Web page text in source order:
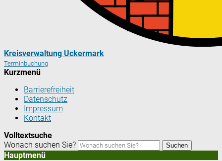
Kreisverwaltung Uckermark
Terminbuchung
Kurzmenü
Barrierefreiheit
Datenschutz
Impressum
Kontakt
Volltextsuche
Wonach suchen Sie?
Suchen
Hauptmenü